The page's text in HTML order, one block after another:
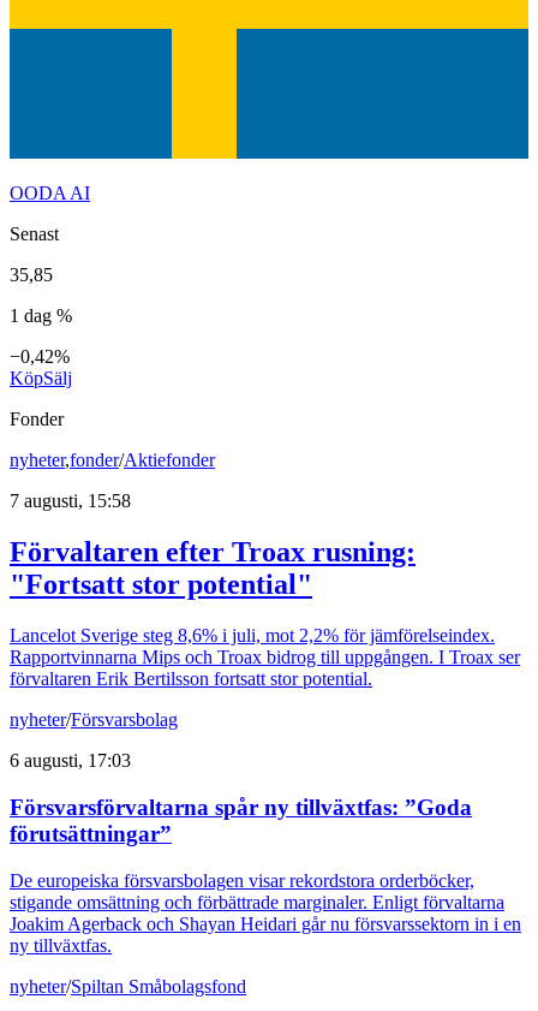
OODA AI
Senast
35,85
1 dag %
−0,42%
KöpSälj
Fonder
nyheter,fonder/Aktiefonder
7 augusti, 15:58
Förvaltaren efter Troax rusning:
"Fortsatt stor potential"
Lancelot Sverige steg 8,6% i juli, mot 2,2% för jämförelseindex.
Rapportvinnarna Mips och Troax bidrog till uppgången. I Troax ser
förvaltaren Erik Bertilsson fortsatt stor potential.
nyheter/Försvarsbolag
6 augusti, 17:03
Försvarsförvaltarna spår ny tillväxtfas: ”Goda
förutsättningar”
De europeiska försvarsbolagen visar rekordstora orderböcker,
stigande omsättning och förbättrade marginaler. Enligt förvaltarna
Joakim Agerback och Shayan Heidari går nu försvarssektorn in i en
ny tillväxtfas.
nyheter/Spiltan Småbolagsfond